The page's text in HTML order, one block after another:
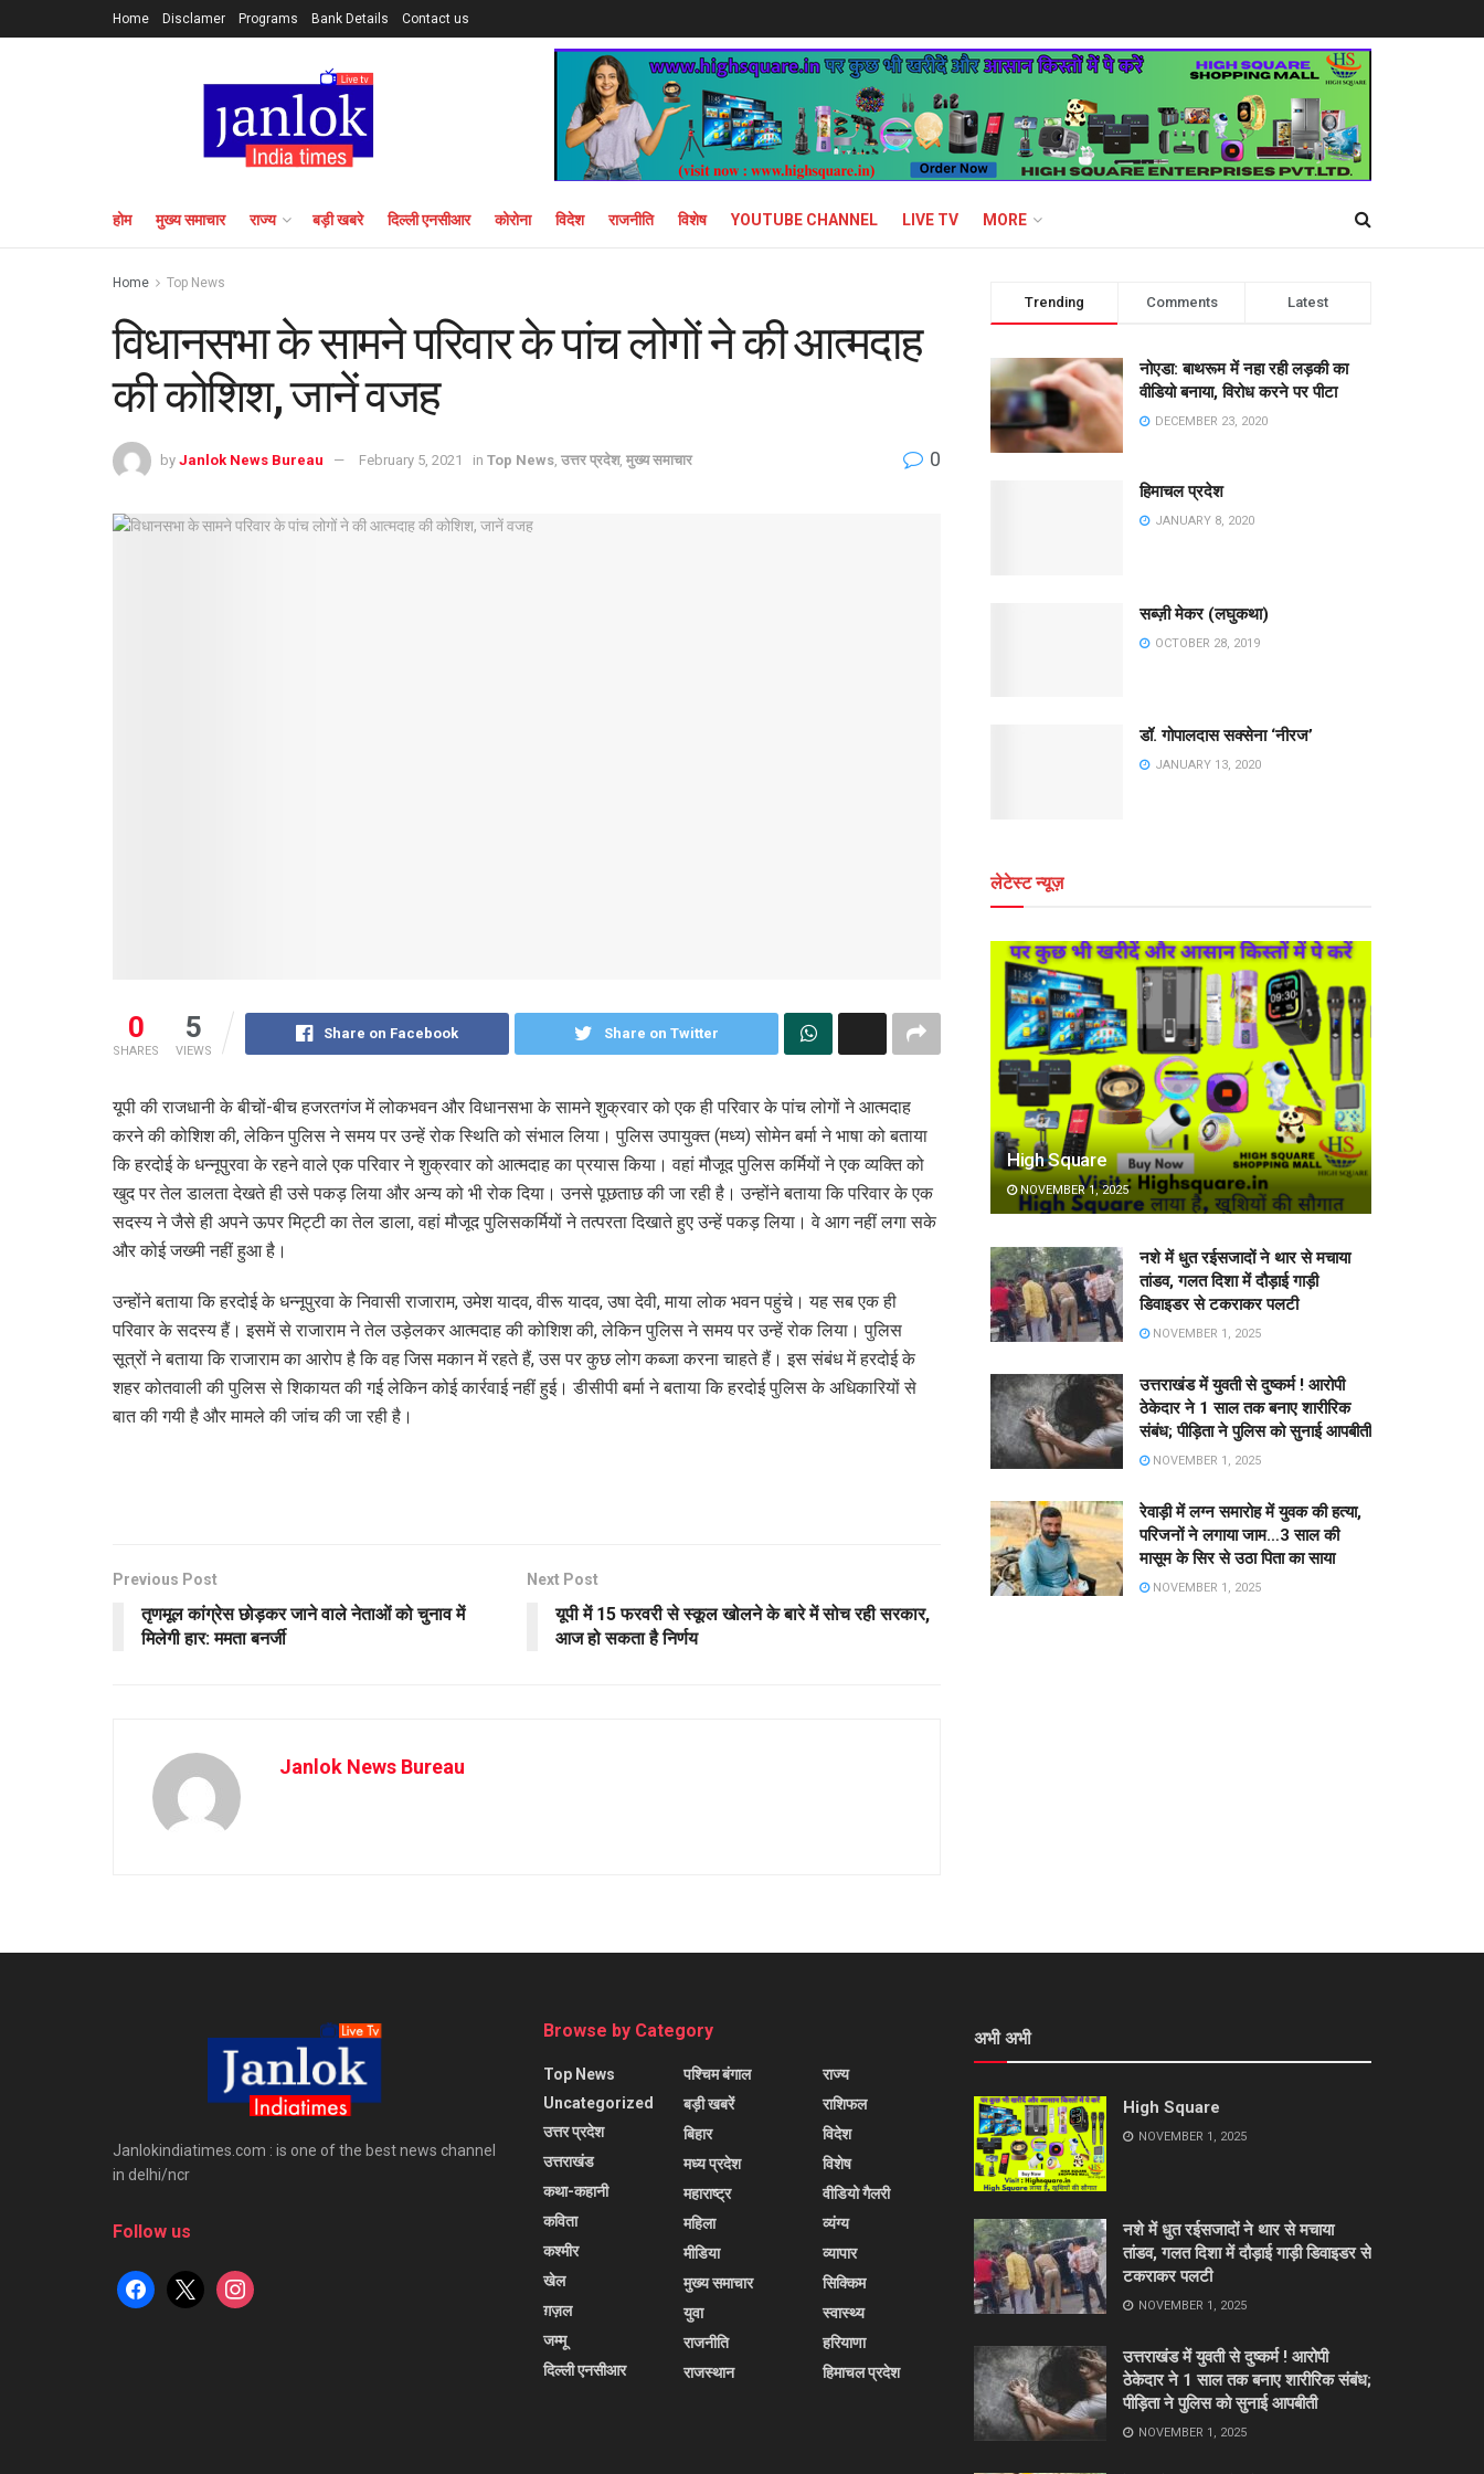
Home Disclamer Programs Bank Details Contact us
होम मुख्य समाचार राज्य बड़ी खबरे दिल्ली एनसीआर कोरोना विदेश राजनीति विशेष YOUTUBE CHANNEL LIVE TV MORE
Home Top News
विधानसभा के सामने परिवार के पांच लोगों ने की आत्मदाह
की कोशिश, जानें वजह
by Janlok News Bureau February 5, 2021 in Top News उत्तर प्रदेश, मुख्य समाचार 0
0
SHARES
5
VIEWS
Share on Facebook Share on Twitter
यूपी की राजधानी के बीचों-बीच हजरतगंज में लोकभवन और विधानसभा के सामने शुक्रवार को एक ही परिवार के पांच लोगों ने आत्मदाह
करने की कोशिश की, लेकिन पुलिस ने समय पर उन्हें रोक स्थिति को संभाल लिया। पुलिस उपायुक्त (मध्य) सोमेन बर्मा ने भाषा को बताया
कि हरदोई के धन्नूपुरवा के रहने वाले एक परिवार ने शुक्रवार को आत्मदाह का प्रयास किया। वहां मौजूद पुलिस कर्मियों ने एक व्यक्ति को
खुद पर तेल डालता देखते ही उसे पकड़ लिया और अन्य को भी रोक दिया। उनसे पूछताछ की जा रही है। उन्होंने बताया कि परिवार के एक
सदस्य ने जैसे ही अपने ऊपर मिट्टी का तेल डाला, वहां मौजूद पुलिसकर्मियों ने तत्परता दिखाते हुए उन्हें पकड़ लिया। वे आग नहीं लगा सके
और कोई जख्मी नहीं हुआ है।
उन्होंने बताया कि हरदोई के धन्नूपुरवा के निवासी राजाराम, उमेश यादव, वीरू यादव, उषा देवी, माया लोक भवन पहुंचे। यह सब एक ही
परिवार के सदस्य हैं। इसमें से राजाराम ने तेल उड़ेलकर आत्मदाह की कोशिश की, लेकिन पुलिस ने समय पर उन्हें रोक लिया। पुलिस
सूत्रों ने बताया कि राजाराम का आरोप है कि वह जिस मकान में रहते हैं, उस पर कुछ लोग कब्जा करना चाहते हैं। इस संबंध में हरदोई के
शहर कोतवाली की पुलिस से शिकायत की गई लेकिन कोई कार्रवाई नहीं हुई। डीसीपी बर्मा ने बताया कि हरदोई पुलिस के अधिकारियों से
बात की गयी है और मामले की जांच की जा रही है।
Previous Post
तृणमूल कांग्रेस छोड़कर जाने वाले नेताओं को चुनाव में
मिलेगी हार: ममता बनर्जी
Next Post
यूपी में 15 फरवरी से स्‍कूल खोलने के बारे में सोच रही सरकार,
आज हो सकता है निर्णय
Janlok News Bureau
Trending Comments Latest
नोएडा: बाथरूम में नहा रही लड़की का
वीडियो बनाया, विरोध करने पर पीटा
DECEMBER 23, 2020
हिमाचल प्रदेश
JANUARY 8, 2020
सब्ज़ी मेकर (लघुकथा)
OCTOBER 28, 2019
डॉ. गोपालदास सक्सेना ‘नीरज’
JANUARY 13, 2020
लेटेस्ट न्यूज़
High Square
NOVEMBER 1, 2025
नशे में धुत रईसजादों ने थार से मचाया
तांडव, गलत दिशा में दौड़ाई गाड़ी
डिवाइडर से टकराकर पलटी
NOVEMBER 1, 2025
उत्तराखंड में युवती से दुष्कर्म ! आरोपी
ठेकेदार ने 1 साल तक बनाए शारीरिक
संबंध; पीड़िता ने पुलिस को सुनाई आपबीती
NOVEMBER 1, 2025
रेवाड़ी में लग्न समारोह में युवक की हत्या,
परिजनों ने लगाया जाम…3 साल की
मासूम के सिर से उठा पिता का साया
NOVEMBER 1, 2025
Janlokindiatimes.com : is one of the best news channel
in delhi/ncr
Follow us
facebook
x instagram
Browse by Category
Top News
Uncategorized
उत्तर प्रदेश
उत्तराखंड
कथा-कहानी
कविता
कश्मीर
खेल
ग़ज़ल
जम्मू
दिल्ली एनसीआर
पश्चिम बंगाल
बड़ी खबरें
बिहार
मध्य प्रदेश
महाराष्ट्र
महिला
मीडिया
मुख्य समाचार
युवा
राजनीति
राजस्थान
राज्य
राशिफल
विदेश
विशेष
वीडियो गैलरी
व्यंग्य
व्यापार
सिक्किम
स्वास्थ्य
हरियाणा
हिमाचल प्रदेश
अभी अभी
High Square
NOVEMBER 1, 2025
नशे में धुत रईसजादों ने थार से मचाया
तांडव, गलत दिशा में दौड़ाई गाड़ी डिवाइडर से
टकराकर पलटी
NOVEMBER 1, 2025
उत्तराखंड में युवती से दुष्कर्म ! आरोपी
ठेकेदार ने 1 साल तक बनाए शारीरिक संबंध;
पीड़िता ने पुलिस को सुनाई आपबीती
NOVEMBER 1, 2025